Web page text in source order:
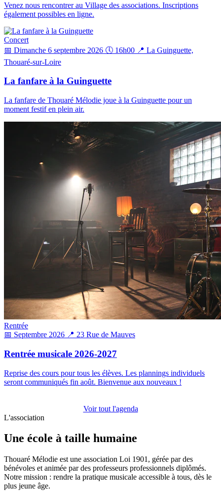
Venez nous rencontrer au Village des associations. Inscriptions
également possibles en ligne.
Concert
📅 Dimanche 6 septembre 2026 🕔 16h00 📍 La Guinguette,
Thouaré-sur-Loire
La fanfare à la Guinguette
La fanfare de Thouaré Mélodie joue à la Guinguette pour un
moment festif en plein air.
Rentrée
📅 Septembre 2026 📍 23 Rue de Mauves
Rentrée musicale 2026-2027
Reprise des cours pour tous les élèves. Les plannings individuels
seront communiqués fin août. Bienvenue aux nouveaux !
Voir tout l'agenda
L'association
Une école à taille humaine
Thouaré Mélodie est une association Loi 1901, gérée par des
bénévoles et animée par des professeurs professionnels diplômés.
Notre mission : rendre la pratique musicale accessible à tous, dès le
plus jeune âge.